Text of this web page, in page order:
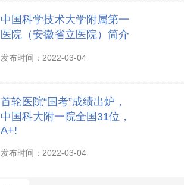
中国科学技术大学附属第一
医院（安徽省立医院）简介
发布时间：2022-03-04
首轮医院“国考”成绩出炉，
中国科大附一院全国31位，
A+!
发布时间：2022-03-04